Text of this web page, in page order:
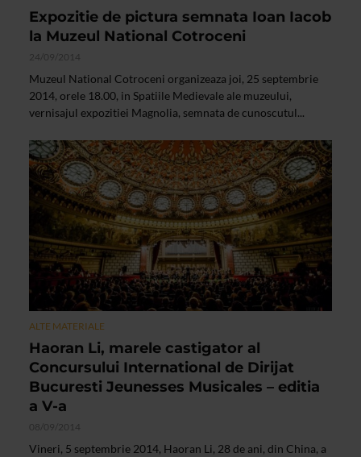
Expozitie de pictura semnata Ioan Iacob
la Muzeul National Cotroceni
24/09/2014
Muzeul National Cotroceni organizeaza joi, 25 septembrie
2014, orele 18.00, in Spatiile Medievale ale muzeului,
vernisajul expozitiei Magnolia, semnata de cunoscutul...
ALTE MATERIALE
Haoran Li, marele castigator al
Concursului International de Dirijat
Bucuresti Jeunesses Musicales – editia
a V-a
08/09/2014
Vineri, 5 septembrie 2014, Haoran Li, 28 de ani, din China, a